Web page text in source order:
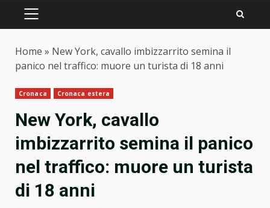
PRIMARY
Home » New York, cavallo imbizzarrito semina il
panico nel traffico: muore un turista di 18 anni
Cronaca Cronaca estera
New York, cavallo
imbizzarrito semina il panico
nel traffico: muore un turista
di 18 anni